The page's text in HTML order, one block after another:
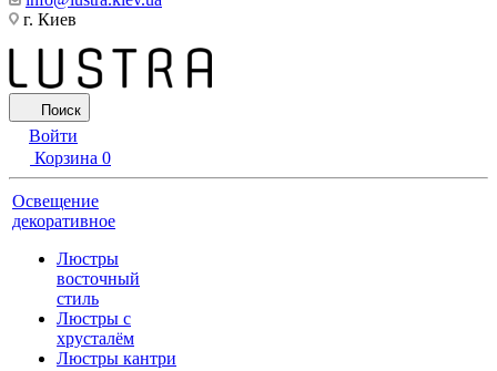
г. Киев
Поиск
Войти
Корзина 0
Освещение
декоративное
Люстры
восточный
стиль
Люстры с
хрусталём
Люстры кантри